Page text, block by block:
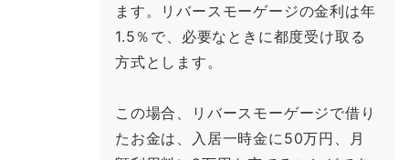
ます。リバースモーゲージの金利は年
1.5％で、必要なときに都度受け取る
方式とします。
この場合、リバースモーゲージで借り
たお金は、入居一時金に50万円、月